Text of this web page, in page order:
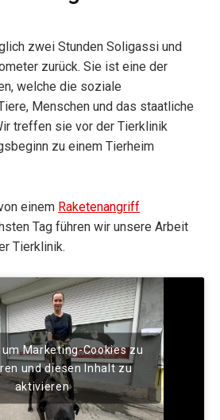
zwei Stunden Soligassi und
zurück. Sie ist eine der
welche die soziale
Menschen und das staatliche
treffen sie vor der Tierklinik
zu einem Tierheim
einem Raketenangriff
Tag führen wir unsere Arbeit
Tierklinik.
um Marketing-Cookies zu
und diesen Inhalt zu
aktivieren